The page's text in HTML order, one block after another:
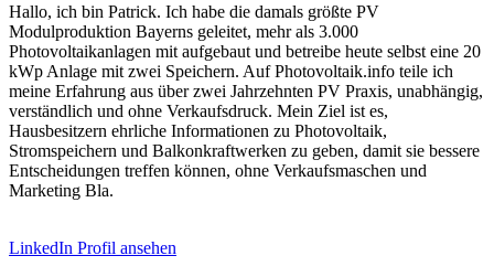
Hallo, ich bin Patrick. Ich habe die damals größte PV
Modulproduktion Bayerns geleitet, mehr als 3.000
Photovoltaikanlagen mit aufgebaut und betreibe heute selbst eine 20
kWp Anlage mit zwei Speichern. Auf Photovoltaik.info teile ich
meine Erfahrung aus über zwei Jahrzehnten PV Praxis, unabhängig,
verständlich und ohne Verkaufsdruck. Mein Ziel ist es,
Hausbesitzern ehrliche Informationen zu Photovoltaik,
Stromspeichern und Balkonkraftwerken zu geben, damit sie bessere
Entscheidungen treffen können, ohne Verkaufsmaschen und
Marketing Bla.
LinkedIn Profil ansehen